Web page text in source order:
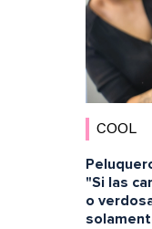
COOL
"Si las
o